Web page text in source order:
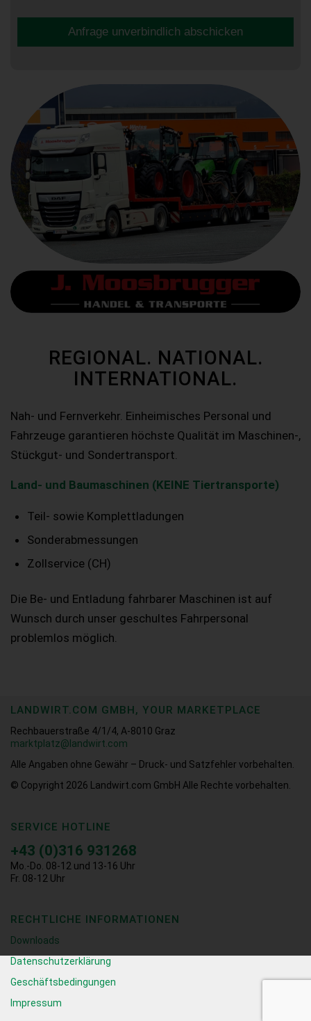
Anfrage unverbindlich abschicken
REGIONAL. NATIONAL.
INTERNATIONAL.
Nah- und Fernverkehr. Einheimisches Personal und
Fahrzeuge garantieren höchste Qualität im Maschinen-,
Stückgut- und Sondertransport.
Land- und Baumaschinen (KEINE Tiertransporte)
Teil- sowie Komplettladungen
Sonderabmessungen
Zollservice (CH)
Die Be- und Entladung fahrbarer Maschinen ist auf
Wunsch durch unser geschultes Fahrpersonal
problemlos möglich.
LANDWIRT.COM GMBH, YOUR MARKETPLACE
Rechbauerstraße 4/1/4, A-8010 Graz
marktplatz@landwirt.com
Alle Angaben ohne Gewähr – Druck- und Satzfehler vorbehalten.
© Copyright 2026
Landwirt.com GmbH Alle Rechte vorbehalten.
SERVICE HOTLINE
+43 (0)316 931268
Mo.-Do. 08-12 und 13-16 Uhr
Fr. 08-12 Uhr
RECHTLICHE INFORMATIONEN
Downloads
Datenschutzerklärung
Geschäftsbedingungen
Impressum